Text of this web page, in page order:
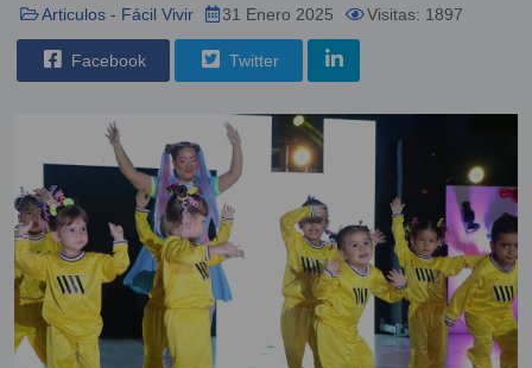
Articulos - Fácil Vivir 31 Enero 2025 Visitas: 1897
Facebook Twitter